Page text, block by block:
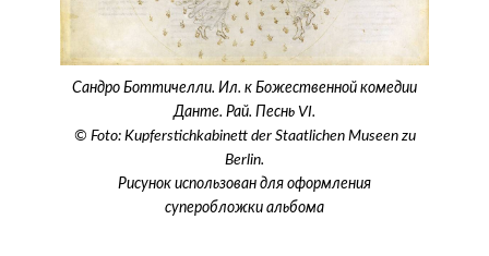
Сандро Боттичелли. Ил. к Божественной комедии
Данте. Рай. Песнь VI.
© Foto: Kupferstichkabinett der Staatlichen Museen zu
Berlin.
Рисунок использован для оформления
суперобложки альбома